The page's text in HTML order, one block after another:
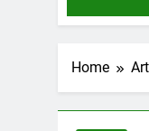
Home